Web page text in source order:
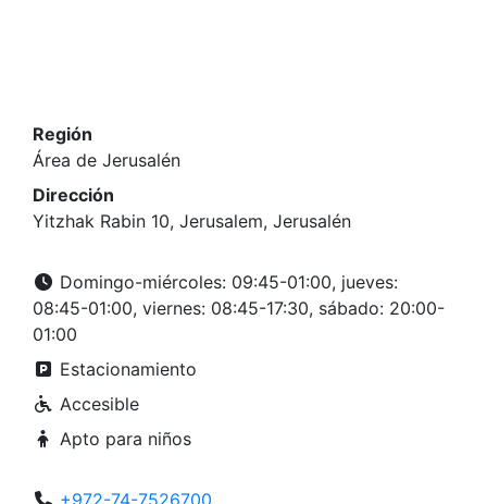
Región
Área de Jerusalén
Dirección
Yitzhak Rabin 10, Jerusalem, Jerusalén
Domingo-miércoles: 09:45-01:00, jueves:
08:45-01:00, viernes: 08:45-17:30, sábado: 20:00-
01:00
Estacionamiento
Accesible
Apto para niños
+972-74-7526700